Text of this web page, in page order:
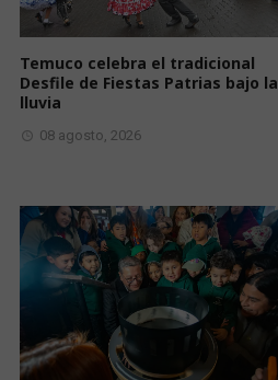
Temuco celebra el tradicional
Desfile de Fiestas Patrias bajo la
lluvia
08 agosto, 2026